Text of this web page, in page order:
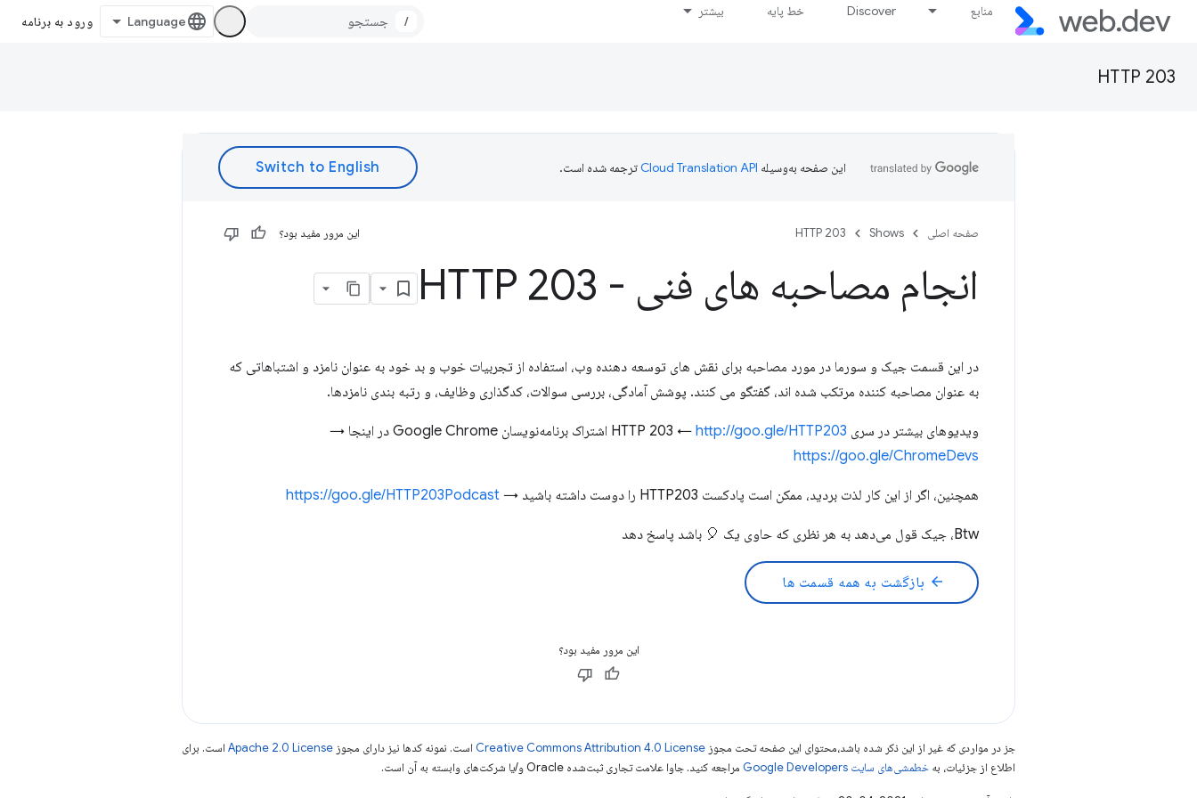
منابع Discover خط پایه بیشتر
/ ورود به برنامه
HTTP 203
این صفحه به‌وسیله ترجمه شده است.
صفحه اصلی Shows
HTTP 203 این مرور مفید بود؟
انجام مصاحبه های فنی - HTTP 203
در این قسمت جیک و سورما در مورد مصاحبه برای نقش های توسعه دهنده وب، استفاده از تجربیات خوب و بد خود به عنوان نامزد و اشتباهاتی که
به عنوان مصاحبه کننده مرتکب شده اند، گفتگو می کنند. پوشش آمادگی، بررسی سوالات، کدگذاری وظایف، و رتبه بندی نامزدها.
ویدیوهای بیشتر در سری HTTP 203 ← http://goo.gle/HTTP203
اشتراک برنامه‌نویسان Google Chrome در اینجا →
https://goo.gle/ChromeDevs
همچنین، اگر از این کار لذت بردید، ممکن است پادکست HTTP203 را دوست داشته باشید → https://goo.gle/HTTP203Podcast
Btw، جیک قول می‌دهد به هر نظری که حاوی یک 🎈 باشد پاسخ دهد
arrow_back بازگشت به همه قسمت ها
این مرور مفید بود؟
جز در مواردی که غیر از این ذکر شده باشد،‌محتوای این صفحه تحت مجوز Creative Commons Attribution 4.0 License است. نمونه کدها نیز دارای مجوز Apache 2.0 License است. برای
اطلاع از جزئیات، به خطمشی‌های سایت Google Developers‏ مراجعه کنید. جاوا علامت تجاری ثبت‌شده Oracle و/یا شرکت‌های وابسته به آن است.